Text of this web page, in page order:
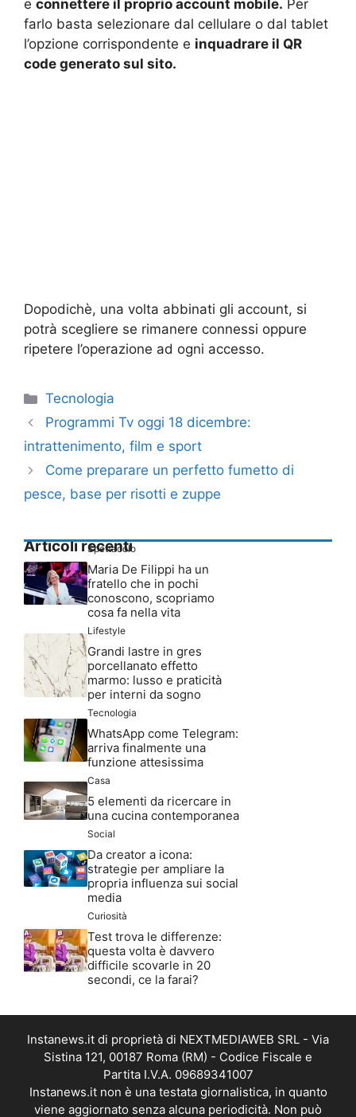
e connettere il proprio account mobile. Per
farlo basta selezionare dal cellulare o dal tablet
l’opzione corrispondente e inquadrare il QR
code generato sul sito.
Dopodichè, una volta abbinati gli account, si
potrà scegliere se rimanere connessi oppure
ripetere l’operazione ad ogni accesso.
Categorie
Tecnologia
Programmi Tv oggi 18 dicembre:
intrattenimento, film e sport
Come preparare un perfetto fumetto di
pesce, base per risotti e zuppe
Articoli recenti
Spettacolo
Maria De Filippi ha un
fratello che in pochi
conoscono, scopriamo
cosa fa nella vita
Lifestyle
Grandi lastre in gres
porcellanato effetto
marmo: lusso e praticità
per interni da sogno
Tecnologia
WhatsApp come Telegram:
arriva finalmente una
funzione attesissima
Casa
5 elementi da ricercare in
una cucina contemporanea
Social
Da creator a icona:
strategie per ampliare la
propria influenza sui social
media
Curiosità
Test trova le differenze:
questa volta è davvero
difficile scovarle in 20
secondi, ce la farai?
Instanews.it di proprietà di NEXTMEDIAWEB SRL - Via
Sistina 121, 00187 Roma (RM) - Codice Fiscale e
Partita I.V.A. 09689341007
Instanews.it non è una testata giornalistica, in quanto
viene aggiornato senza alcuna periodicità. Non può